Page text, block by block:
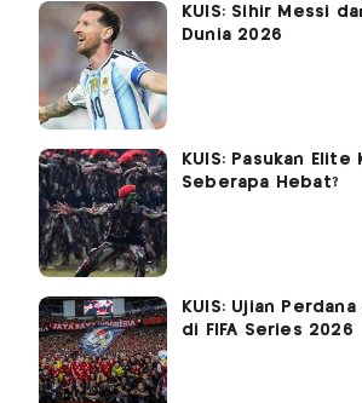
KUIS: Sihir Messi
Dunia 2026
KUIS: Pasukan Elite
Seberapa Hebat?
KUIS: Ujian
di FIFA Series 2026